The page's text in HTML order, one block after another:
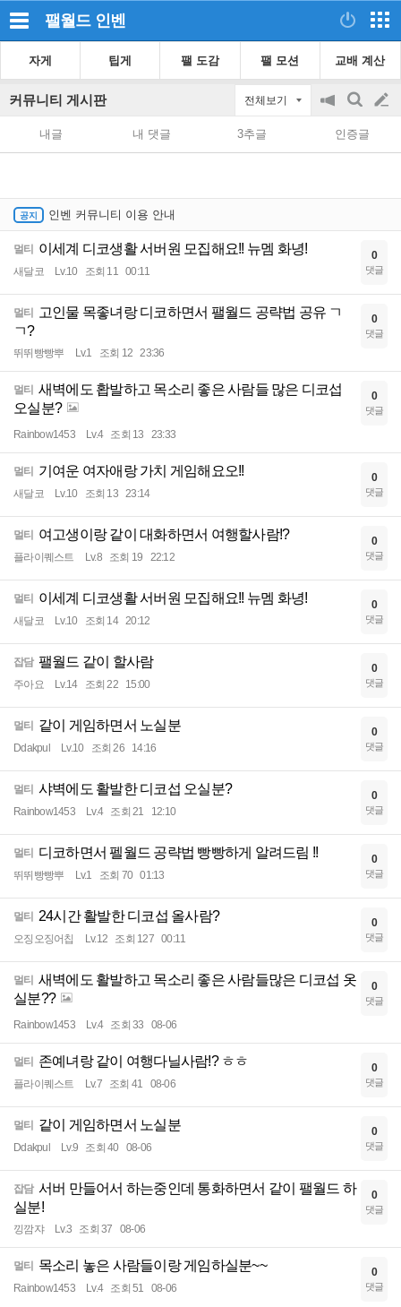
팰월드 인벤
자게 팁게 팰 도감 팰 모션 교배 계산
커뮤니티 게시판 전체보기
공
on/off
검
색
글
쓰
내글 내 댓글 3추글 인증글
인벤 커뮤니티 이용 안내
멀티 이세계 디코생활 서버원 모집해요!! 뉴멤 화녕!
새달코 Lv.10 조회 11 00:11
0
댓글
멀티
고인물 목좋녀랑 디코하면서 팰월드 공략법 공유 ㄱ
ㄱ?
뛰뛰빵빵뿌 Lv.1 조회 12 23:36
0
댓글
멀티 새벽에도 홥발하고 목소리 좋은 사람들 많은 디코섭
오실분?
Rainbow1453 Lv.4 조회 13 23:33
0
댓글
멀티 기여운 여자애랑 가치 게임해요오!!
새달코 Lv.10 조회 13 23:14
0
댓글
멀티 여고생이랑 같이 대화하면서 여행할사람!?
플라이퀘스트 Lv.8 조회 19 22:12
0
댓글
멀티 이세계 디코생활 서버원 모집해요!! 뉴멤 화녕!
새달코 Lv.10 조회 14 20:12
0
댓글
잡담 팰월드 같이 할사람
주아요 Lv.14 조회 22 15:00
0
댓글
멀티 같이 게임하면서 노실분
Ddakpul Lv.10 조회 26 14:16
0
댓글
멀티 샤벽에도 활발한 디코섭 오실분?
Rainbow1453 Lv.4 조회 21 12:10
0
댓글
멀티 디코하면서 펠월드 공략법 빵빵하게 알려드림 !!
뛰뛰빵빵뿌 Lv.1 조회 70 01:13
0
댓글
멀티 24시간 활발한 디코섭 올사람?
오징오징어칩 Lv.12 조회 127 00:11
0
댓글
멀티 새벽에도 활발하고 목소리 좋은 사람들많은 디코섭 옷
실분??
Rainbow1453 Lv.4 조회 33 08-06
0
댓글
멀티 존예녀랑 같이 여행다닐사람!? ㅎㅎ
플라이퀘스트 Lv.7 조회 41 08-06
0
댓글
멀티 같이 게임하면서 노실분
Ddakpul Lv.9 조회 40 08-06
0
댓글
잡담 서버 만들어서 하는중인데 통화하면서 같이 팰월드 하
실분!
낑깜쟈 Lv.3 조회 37 08-06
0
댓글
멀티 목소리 놓은 사람들이랑 게임하실분~~
Rainbow1453 Lv.4 조회 51 08-06
0
댓글